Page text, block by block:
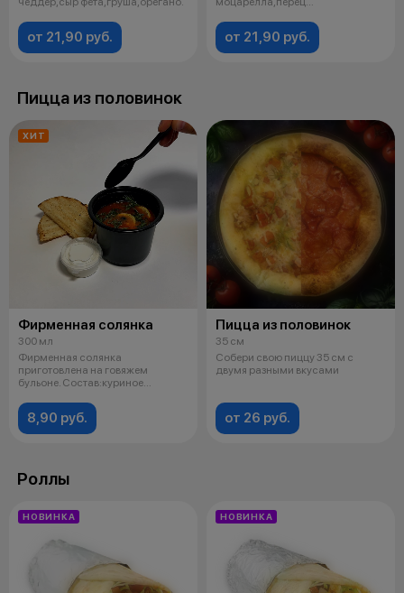
от 21,90 руб. от 21,90 руб.
Пицца из половинок
ХИТ
Фирменная солянка
300 мл
Фирменная солянка
приготовлена на говяжем
бульоне. Состав:куриное
8,90 руб.
Пицца из половинок
35 см
Собери свою пиццу 35 см с
двумя разными вкусами
от 26 руб.
Роллы
НОВИНКА НОВИНКА